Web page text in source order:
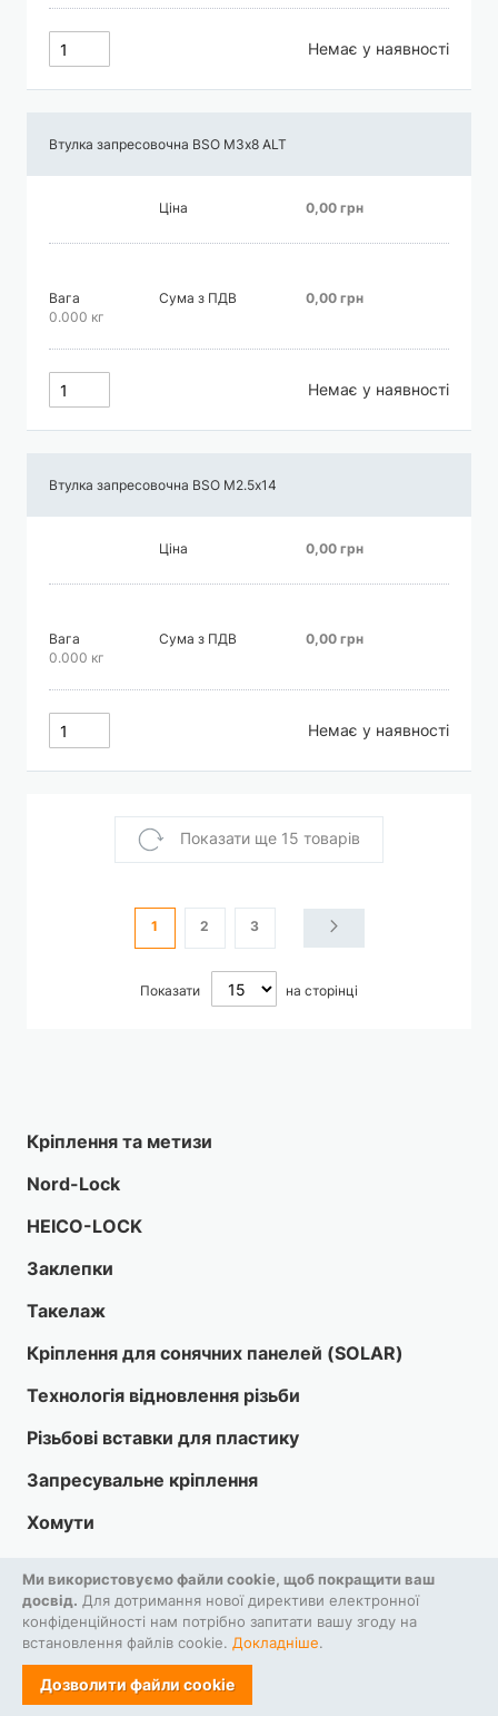
Ми використовуємо файли cookie, щоб покращити ваш
досвід. Для дотримання нової директиви електронної
конфіденційності нам потрібно запитати вашу згоду на
встановлення файлів cookie. Докладніше.
Дозволити файли cookie
Немає у наявності
Втулка запресовочна BSO М3х8 АLT
Ціна 0,00 грн
Вага
0.000 кг
Сума з ПДВ 0,00 грн
Немає у наявності
Втулка запресовочна BSO М2.5х14
Ціна 0,00 грн
Вага
0.000 кг
Сума з ПДВ 0,00 грн
Немає у наявності
Показати ще 15 товарів
You're currently reading page
1 Сторінка
2 Сторінка
3
Показати на сторінці
Кріплення та метизи
Nord-Lock
HEICO-LOCK
Заклепки
Такелаж
Кріплення для сонячних панелей (SOLAR)
Технологія відновлення різьби
Різьбові вставки для пластику
Запресувальне кріплення
Хомути
HARDLOCK
Засоби індивідуального захисту